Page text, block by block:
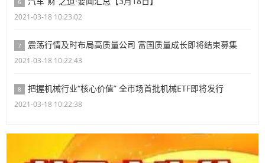
6
2021-03-18 10:23:02
7 震荡行情及时布局高质量公司 富国质量成长即将结束募集
2021-03-18 10:22:43
8 把握机械行业“核心价值” 全市场首批机械ETF即将发行
2021-03-18 10:22:38